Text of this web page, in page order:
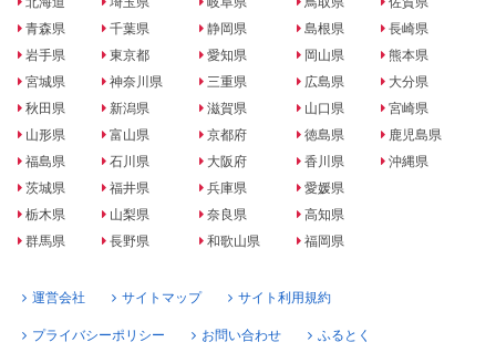
青森県
岩手県
宮城県
秋田県
山形県
福島県
茨城県
栃木県
群馬県
千葉県
東京都
神奈川県
新潟県
富山県
石川県
福井県
山梨県
長野県
静岡県
愛知県
三重県
滋賀県
京都府
大阪府
兵庫県
奈良県
和歌山県
島根県
岡山県
広島県
山口県
徳島県
香川県
愛媛県
高知県
福岡県
長崎県
熊本県
大分県
宮崎県
鹿児島県
沖縄県
運営会社 サイトマップ サイト利用規約
プライバシーポリシー お問い合わせ ふるとく